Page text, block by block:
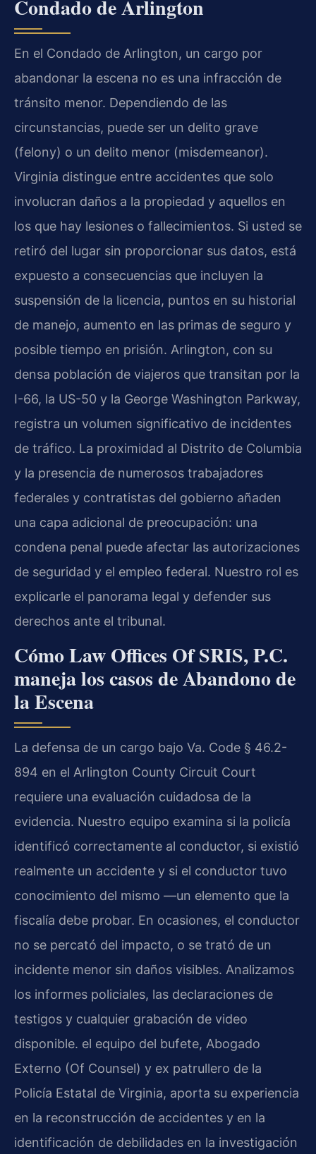
Condado de Arlington
En el Condado de Arlington, un cargo por
abandonar la escena no es una infracción de
tránsito menor. Dependiendo de las
circunstancias, puede ser un delito grave
(felony) o un delito menor (misdemeanor).
Virginia distingue entre accidentes que solo
involucran daños a la propiedad y aquellos en
los que hay lesiones o fallecimientos. Si usted se
retiró del lugar sin proporcionar sus datos, está
expuesto a consecuencias que incluyen la
suspensión de la licencia, puntos en su historial
de manejo, aumento en las primas de seguro y
posible tiempo en prisión. Arlington, con su
densa población de viajeros que transitan por la
I-66, la US-50 y la George Washington Parkway,
registra un volumen significativo de incidentes
de tráfico. La proximidad al Distrito de Columbia
y la presencia de numerosos trabajadores
federales y contratistas del gobierno añaden
una capa adicional de preocupación: una
condena penal puede afectar las autorizaciones
de seguridad y el empleo federal. Nuestro rol es
explicarle el panorama legal y defender sus
derechos ante el tribunal.
Cómo Law Offices Of SRIS, P.C.
maneja los casos de Abandono de
la Escena
La defensa de un cargo bajo Va. Code § 46.2-
894 en el Arlington County Circuit Court
requiere una evaluación cuidadosa de la
evidencia. Nuestro equipo examina si la policía
identificó correctamente al conductor, si existió
realmente un accidente y si el conductor tuvo
conocimiento del mismo —un elemento que la
fiscalía debe probar. En ocasiones, el conductor
no se percató del impacto, o se trató de un
incidente menor sin daños visibles. Analizamos
los informes policiales, las declaraciones de
testigos y cualquier grabación de video
disponible. el equipo del bufete, Abogado
Externo (Of Counsel) y ex patrullero de la
Policía Estatal de Virginia, aporta su experiencia
en la reconstrucción de accidentes y en la
identificación de debilidades en la investigación